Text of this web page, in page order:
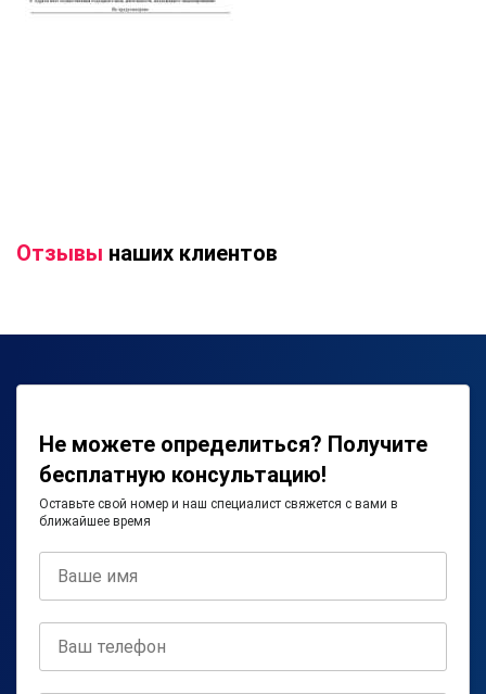
Отзывы наших клиентов
Не можете определиться? Получите
бесплатную консультацию!
Оставьте свой номер и наш специалист свяжется с вами в
ближайшее время